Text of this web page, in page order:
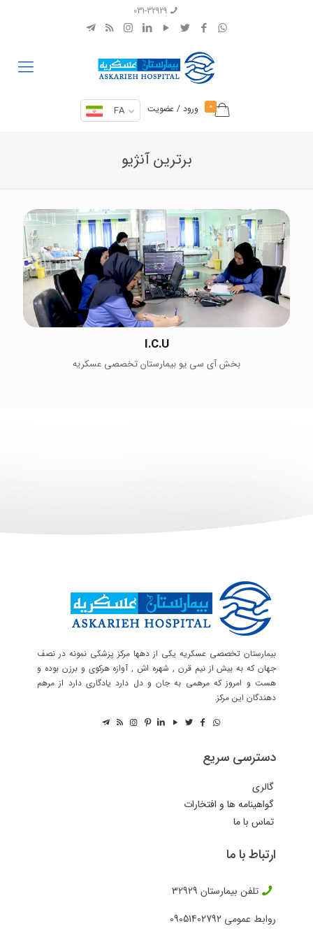
031-32929
0 ورود / عضویت FA
برترین آنژیو
I.C.U
بخش آی سی یو بیمارستان تخصصی عسکریه
بیمارستان تخصصی عسکریه یکی از دهها مرکز پزشکی نمونه در نصف
جهان که به بیش از نیم قرن , شهره اش , آوازه هرکوی و برزن بوده و
هست و امروز که مرهمی به جان و دل دارد یادگاری دارد از مرهم
دهندگان این مرکز.
دسترسی سریع
گالری
گواهینامه ها و افتخارات
تماس با ما
ارتباط با ما
تلفن بیمارستان 32929
روابط عمومی 09051402792